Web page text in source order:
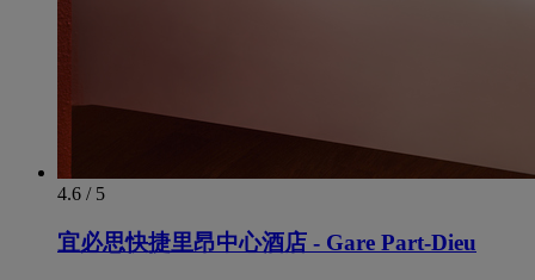
4.6 / 5
宜必思快捷里昂中心酒店 - Gare Part-Dieu